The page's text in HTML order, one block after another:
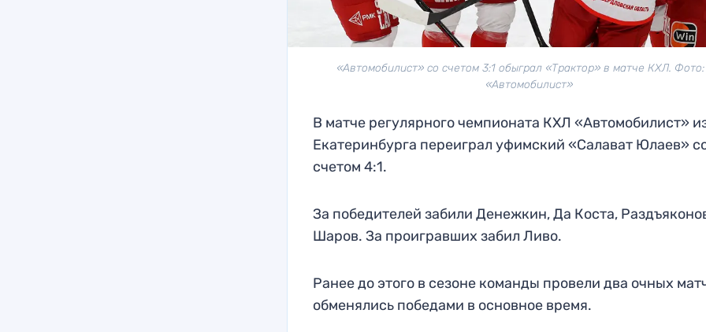
«Автомобилист» со счетом 3:1 обыграл «Трактор» в матче КХЛ.
«Автомобилист»
В матче регулярного чемпионата КХЛ «Автомобилист»
Екатеринбурга переиграл уфимский «Салават Юлаев»
счетом 4:1.
За победителей забили Денежкин, Да Коста,
Шаров. За проигравших забил Ливо.
Ранее до этого в сезоне команды провели два очных
обменялись победами в основное время.